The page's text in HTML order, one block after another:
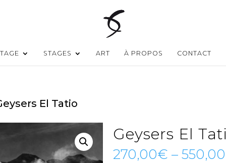
STAGES ART À PROPOS CONTACT
El Tatio
Geysers El
270,00€ – 550,00